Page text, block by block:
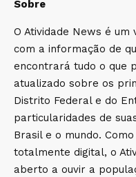
Sobre
O Atividade News é
com a informação de
encontrará tudo o que
atualizado sobre os
Distrito Federal e do
particularidades de
Brasil e o mundo.
totalmente digital, o
aberto a ouvir a